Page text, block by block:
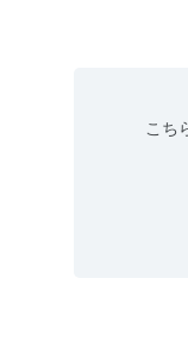
こち